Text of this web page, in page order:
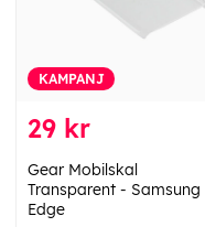
KAMPANJ
29 kr
Gear Mobilskal
Transparent - Samsung
Edge